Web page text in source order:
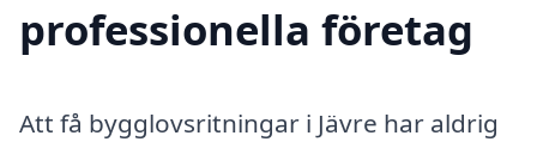
professionella företag
Att få bygglovsritningar i Jävre har aldrig